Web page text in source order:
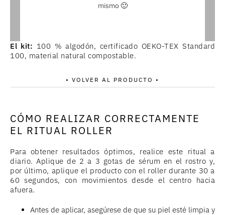
mismo 🙂
El kit: 100 % algodón, certificado OEKO-TEX Standard
100, material natural compostable.
• VOLVER AL PRODUCTO •
CÓMO REALIZAR CORRECTAMENTE
EL RITUAL ROLLER
Para obtener resultados óptimos, realice este ritual a
diario. Aplique de 2 a 3 gotas de sérum en el rostro y,
por último, aplique el producto con el roller durante 30 a
60 segundos, con movimientos desde el centro hacia
afuera.
Antes de aplicar, asegúrese de que su piel esté limpia y